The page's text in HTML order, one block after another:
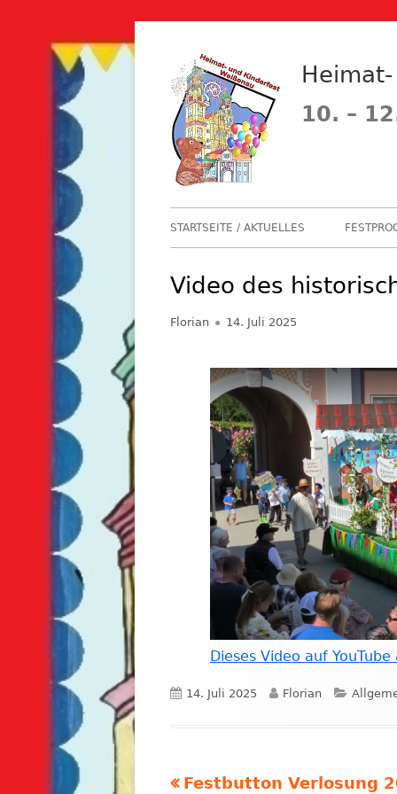
10. –
Primäres
STARTSEITE / AKTUELLES
Video des
Autor
Florian
Veröffentlicht
14. Juli 2025
Dieses Video auf YouTube
Veröffentlicht
14. Juli 2025 Autor
Florian
Beitragsnavigation
Vorheriger
Festbutton Verlosung